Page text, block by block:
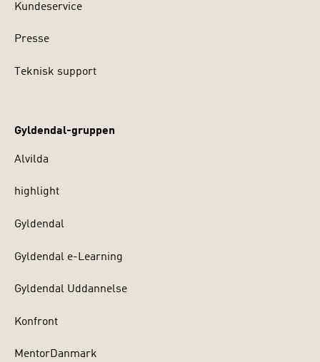
Kundeservice
Presse
Teknisk support
Gyldendal-gruppen
Alvilda
highlight
Gyldendal
Gyldendal e-Learning
Gyldendal Uddannelse
Konfront
MentorDanmark